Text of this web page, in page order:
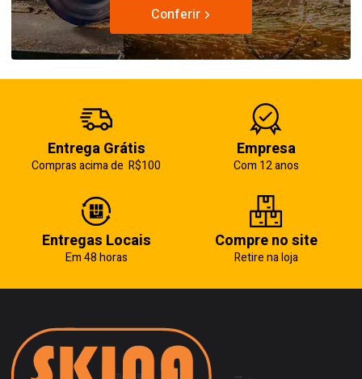
Conferir
Entrega Grátis
Compras acima de R$100
Empresa
Com 12 anos
Entregas Locais
Em 48 horas
Compre no site
Retire na loja